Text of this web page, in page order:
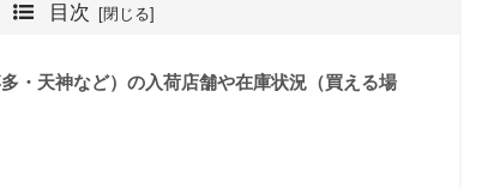
目次
・天神など）の入荷店舗や在庫状況（買える場